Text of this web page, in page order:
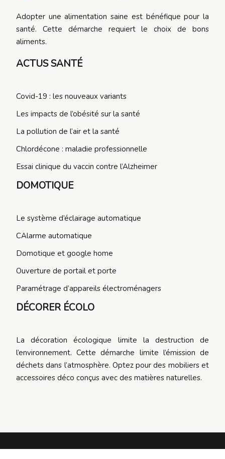
Adopter une alimentation saine est bénéfique pour la
santé. Cette démarche requiert le choix de bons
aliments.
ACTUS SANTÉ
Covid-19 : les nouveaux variants
Les impacts de l’obésité sur la santé
La pollution de l’air et la santé
Chlordécone : maladie professionnelle
Essai clinique du vaccin contre l’Alzheimer
DOMOTIQUE
Le système d’éclairage automatique
CAlarme automatique
Domotique et google home
Ouverture de portail et porte
Paramétrage d’appareils électroménagers
DÉCORER ÉCOLO
La décoration écologique limite la destruction de
l’environnement. Cette démarche limite l’émission de
déchets dans l’atmosphère. Optez pour des mobiliers et
accessoires déco conçus avec des matières naturelles.